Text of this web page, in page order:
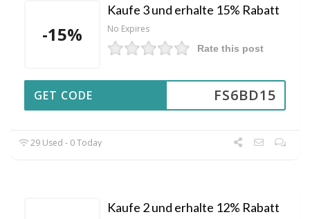
-15%
Kaufe 3 und erhalte 15% Rabatt
No Expires
Rate this post
FS6BD15
GET CODE
29 Used - 0 Today
Kaufe 2 und erhalte 12% Rabatt